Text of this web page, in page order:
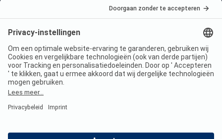
Imprint
Jouw privacy
Voorwaarden
Wet digitale diensten